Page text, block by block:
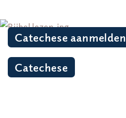
Catechese aanmelden
Catechese